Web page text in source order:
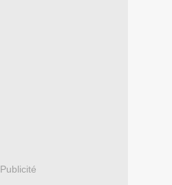
Publicité